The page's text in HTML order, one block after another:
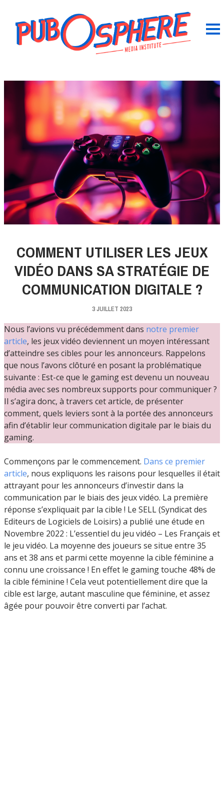
COMMENT UTILISER LES JEUX
VIDÉO DANS SA STRATÉGIE DE
COMMUNICATION DIGITALE ?
3 JUILLET 2023
Nous l’avions vu précédemment dans notre premier
article, les jeux vidéo deviennent un moyen intéressant
d’atteindre ses cibles pour les annonceurs. Rappelons
que nous l’avons clôturé en posant la problématique
suivante : Est-ce que le gaming est devenu un nouveau
média avec ses nombreux supports pour communiquer ?
Il s’agira donc, à travers cet article, de présenter
comment, quels leviers sont à la portée des annonceurs
afin d’établir leur communication digitale par le biais du
gaming.
Commençons par le commencement. Dans ce premier
article, nous expliquons les raisons pour lesquelles il était
attrayant pour les annonceurs d’investir dans la
communication par le biais des jeux vidéo. La première
réponse s’expliquait par la cible ! Le SELL (Syndicat des
Editeurs de Logiciels de Loisirs) a publié une étude en
Novembre 2022 : L’essentiel du jeu vidéo – Les Français et
le jeu vidéo. La moyenne des joueurs se situe entre 35
ans et 38 ans et parmi cette moyenne la cible féminine a
connu une croissance ! En effet le gaming touche 48% de
la cible féminine ! Cela veut potentiellement dire que la
cible est large, autant masculine que féminine, et assez
âgée pour pouvoir être converti par l’achat.